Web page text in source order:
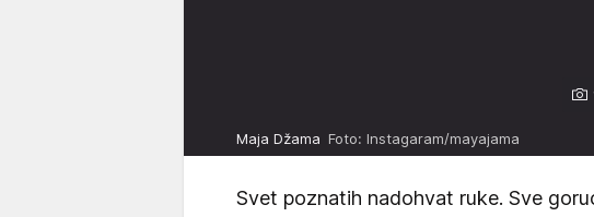
Maja Džama Foto: Instagaram/mayajama
Svet poznatih nadohvat ruke. Sve